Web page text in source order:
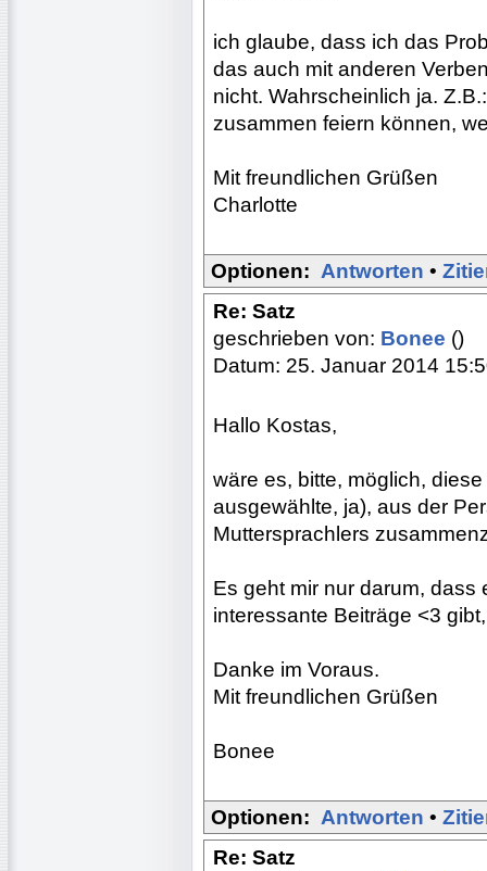
ich glaube, dass ich das
das auch mit anderen
nicht. Wahrscheinlich ja.
zusammen feiern können,
Mit freundlichen Grüßen
Charlotte
Optionen: Antworten •
Re: Satz
geschrieben von: Bonee ()
Datum: 25. Januar 2014
Hallo Kostas,
wäre es, bitte, möglich,
ausgewählte, ja), aus der
Muttersprachlers
Es geht mir nur darum, dass
interessante Beiträge <3
Danke im Voraus.
Mit freundlichen Grüßen
Bonee
Optionen: Antworten •
Re: Satz